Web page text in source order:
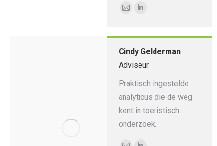
E-
Cindy Gelderman
Adviseur
Praktisch ingestelde
analyticus die de weg
kent in toeristisch
onderzoek.